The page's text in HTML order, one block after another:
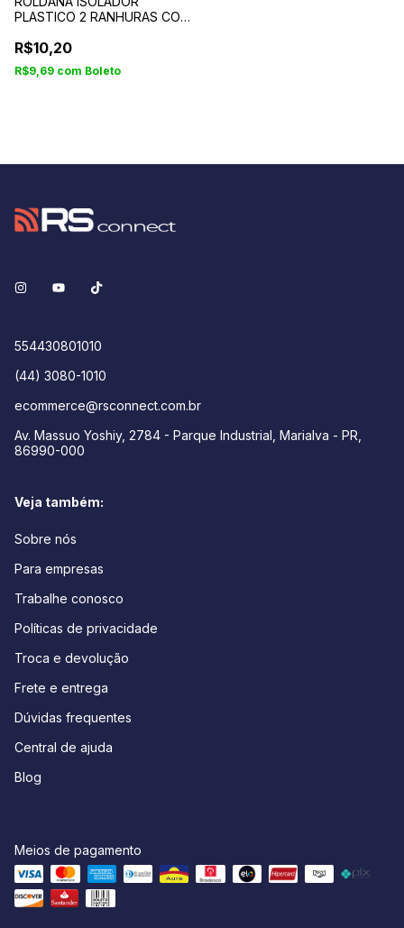
PLASTICO 2 RANHURAS COR
R$10,20
R$9,69 com Boleto
554430801010
(44) 3080-1010
ecommerce@rsconnect.com.br
Av. Massuo Yoshiy, 2784 - Parque Industrial, Marialva - PR,
86990-000
Veja também:
Sobre nós
Para empresas
Trabalhe conosco
Políticas de privacidade
Troca e devolução
Frete e entrega
Dúvidas frequentes
Central de ajuda
Blog
Meios de pagamento